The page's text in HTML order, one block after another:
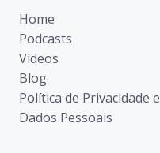
Home
Podcasts
Vídeos
Blog
Política de Privacidade e
Dados Pessoais